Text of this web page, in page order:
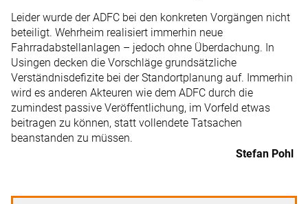
Leider wurde der ADFC bei den konkreten Vorgängen nicht
beteiligt. Wehrheim realisiert immerhin neue
Fahrradabstellanlagen – jedoch ohne Überdachung. In
Usingen decken die Vorschläge grundsätzliche
Verständnisdefizite bei der Standortplanung auf. Immerhin
wird es anderen Akteuren wie dem ADFC durch die
zumindest passive Veröffentlichung, im Vorfeld etwas
beitragen zu können, statt vollendete Tatsachen
beanstanden zu ­müssen.
Stefan Pohl